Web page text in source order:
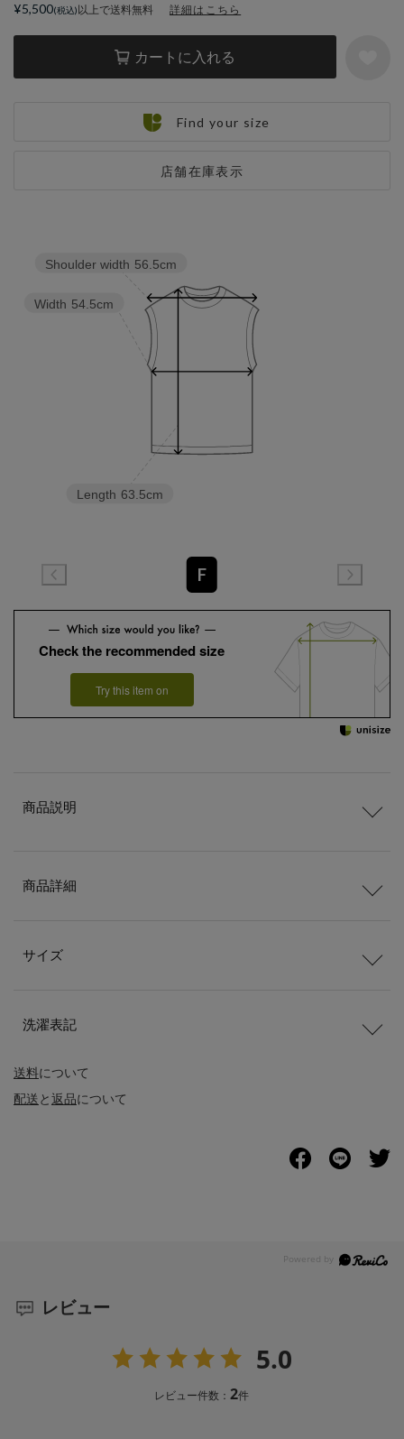
カートに入れる
店舗在庫表示
¥5,500 以上で送料無料 詳細はこちら
Find your size
Length 63.5cm
Width 54.5cm
Shoulder width 56.5cm
F
Check the recommended size
Try this item on
送料について
配送と返品について
商品説明
商品詳細
サイズ
洗濯表記
レビュー
5.0
レビュー件数：2件